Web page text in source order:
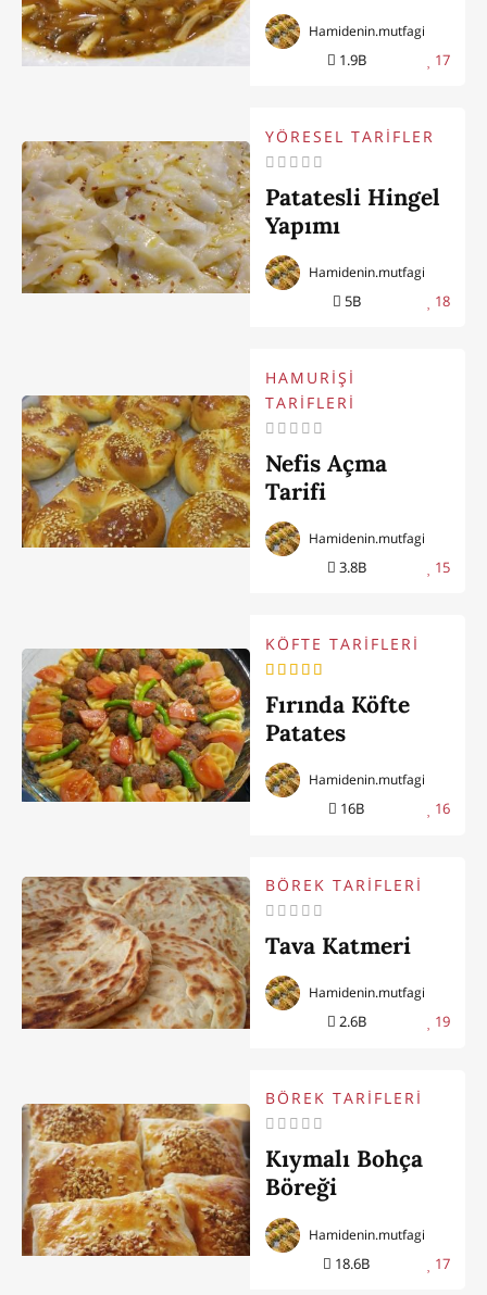
1.9B 17
Hamidenin.mutfagi
YÖRESEL TARİFLER
Patatesli Hingel
Yapımı
5B 18
Hamidenin.mutfagi
HAMURİŞİ
TARİFLERİ
Nefis Açma
Tarifi
3.8B 15
Hamidenin.mutfagi
KÖFTE TARİFLERİ
Fırında Köfte
Patates
16B 16
Hamidenin.mutfagi
BÖREK TARİFLERİ
Tava Katmeri
2.6B 19
Hamidenin.mutfagi
BÖREK TARİFLERİ
Kıymalı Bohça
Böreği
18.6B 17
Hamidenin.mutfagi